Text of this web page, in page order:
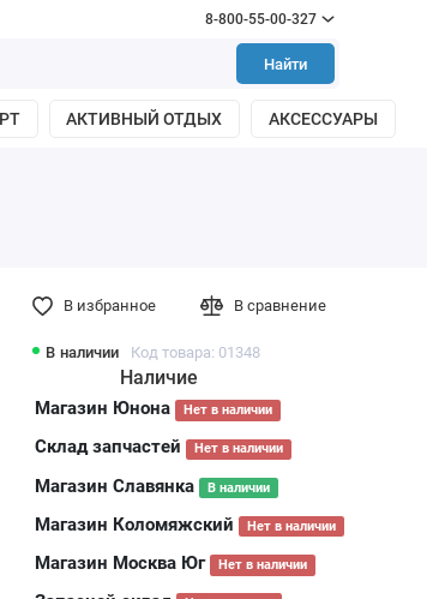
8-800-55-00-327
Найти
АКТИВНЫЙ ОТДЫХ АКСЕССУАРЫ
В наличии Код товара: 01348
Наличие
Магазин Юнона Нет в наличии
Склад запчастей Нет в наличии
Магазин Славянка В наличии
Магазин Коломяжский Нет в наличии
Магазин Москва Юг Нет в наличии
В избранное В сравнение